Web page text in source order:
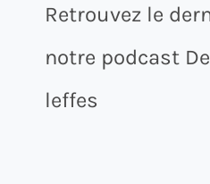
Retrouvez le
notre podcast
leffes